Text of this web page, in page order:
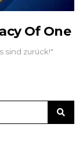
Of One
sind zurück!"